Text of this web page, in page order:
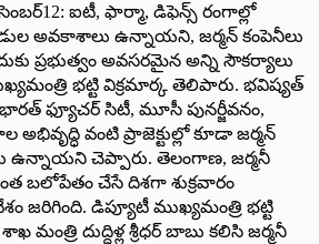
బర్‌12: ఐటీ, ఫార్మా, డిఫెన్స్ ‌రంగాల్లో
అవకాశాలు ఉన్నాయని, జర్మన్‌ ‌కంపెనీలు
ప్రభుత్వం అవసరమైన అన్ని సౌకర్యాలు
భట్టి విక్రమార్క తెలిపారు. భవిష్యత్‌
‌ఫ్యూచర్‌ ‌సిటీ, మూసీ పునర్జీవనం,
వంటి ప్రాజెక్టుల్లో కూడా జర్మన్‌
ఉన్నాయని చెప్పారు. తెలంగాణ, జర్మనీ
బలోపేతం చేసే దిశగా శుక్రవారం
జరిగింది. డిప్యూటీ ముఖ్యమంత్రి భట్టి
మంత్రి దుద్దిళ్ల శ్రీధర్‌ ‌బాబు కలిసి జర్మనీ